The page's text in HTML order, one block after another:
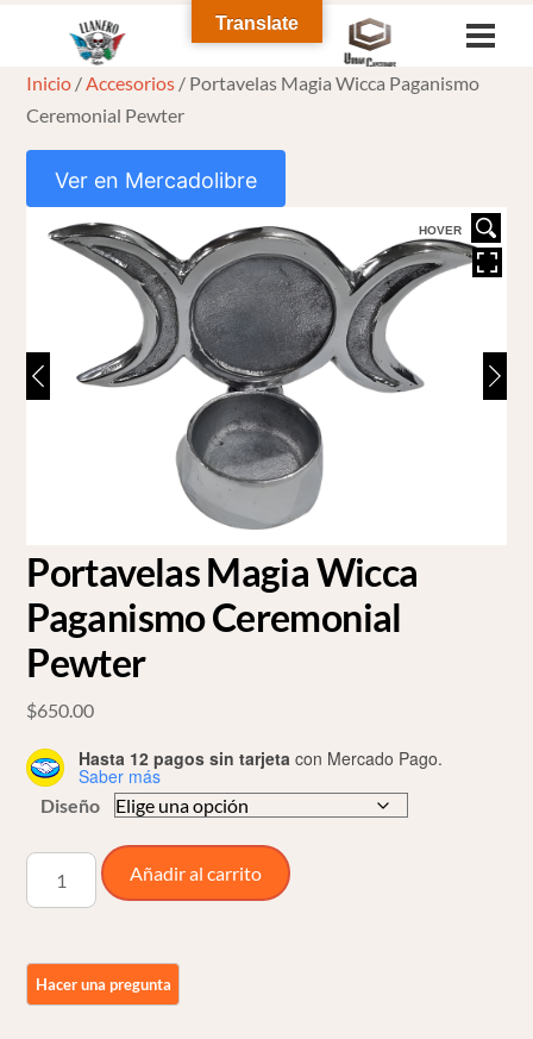
content
Inicio /Accesorios / Portavelas Magia Wicca Paganismo
Ceremonial Pewter
Ver en Mercadolibre
HOVER
Portavelas Magia Wicca
Paganismo Ceremonial
Pewter
$650.00
Hasta 12 pagos sin tarjeta con Mercado Pago.
Saber más
Diseño
Portavelas
Magia
Ceremonial
Añadir al carrito
Translate